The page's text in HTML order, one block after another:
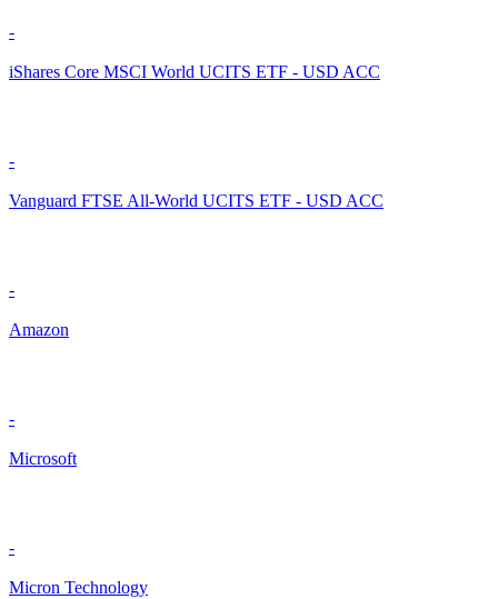
-
iShares Core MSCI World UCITS ETF - USD ACC
-
Vanguard FTSE All-World UCITS ETF - USD ACC
-
Amazon
-
Microsoft
-
Micron Technology